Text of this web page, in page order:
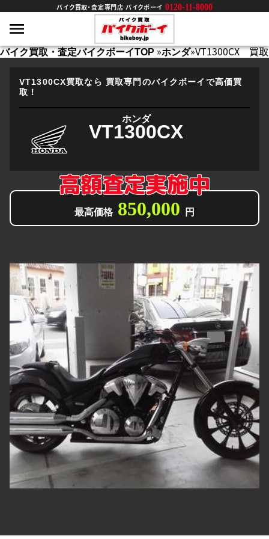
バイク買取・査定専門店 バイクボーイ 0120-11-8000
バイク買取・査定バイクボーイTOP»ホンダ»VT1300CX 買取
VT1300CX買取なら 買取専門のバイクボーイで高価買
取！
ホンダ
VT1300CX
高額査定実施中
最高価格 850,000 円